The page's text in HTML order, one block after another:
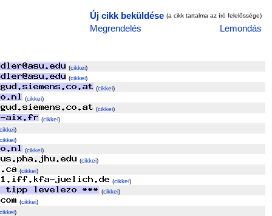
Új cikk beküldése (a cikk tartalma az író felelõssége)
Megrendelés Lemondás
(cikkei)
(cikkei)
(cikkei)
(cikkei)
(cikkei)
(cikkei)
cikkei)
cikkei)
(cikkei)
(cikkei)
(cikkei)
(cikkei)
(cikkei)
(cikkei)
cikkei)